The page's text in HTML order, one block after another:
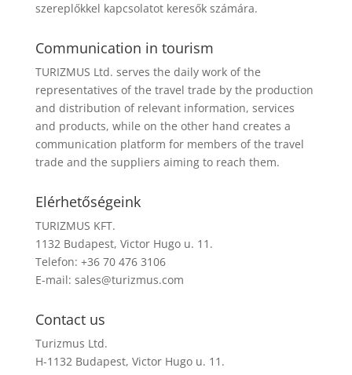
szereplőkkel kapcsolatot keresők számára.
Communication in tourism
TURIZMUS Ltd. serves the daily work of the
representatives of the travel trade by the production
and distribution of relevant information, services
and products, while on the other hand creates a
communication platform for members of the travel
trade and the suppliers aiming to reach them.
Elérhetőségeink
TURIZMUS KFT.
1132 Budapest, Victor Hugo u. 11.
Telefon: +36 70 476 3106
E-mail: sales@turizmus.com
Contact us
Turizmus Ltd.
H-1132 Budapest, Victor Hugo u. 11.